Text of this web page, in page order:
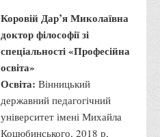
Коровій Дар’я Миколаївна
доктор філософії зі
спеціальності «Професійна
освіта»
Освіта: Вінницький
державний педагогічний
університет імені Михайла
Коцюбинського, 2018 р,